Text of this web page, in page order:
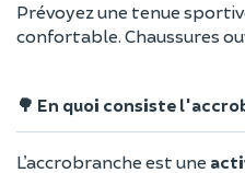
Prévoyez une tenue
confortable. Chaussures
🌳 En quoi consiste
L’accrobranche est une